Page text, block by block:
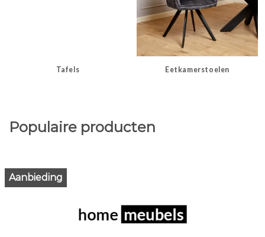
Tafels Eetkamerstoelen
Populaire producten
Aanbieding